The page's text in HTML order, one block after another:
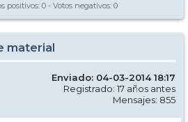
positivos: 0 - Votos negativos: 0
material
Enviado: 04-03-2014 18:17
Registrado: 17 años antes
Mensajes: 855